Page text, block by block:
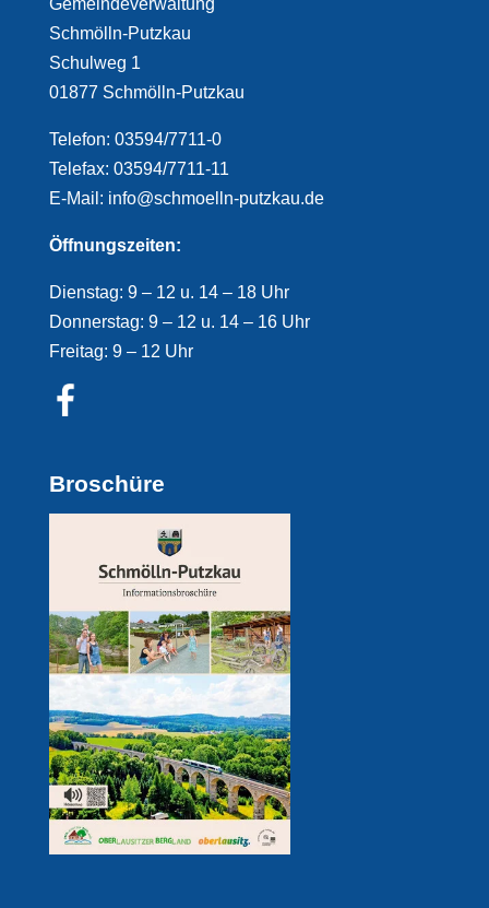
Gemeindeverwaltung
Schmölln-Putzkau
Schulweg 1
01877 Schmölln-Putzkau
Telefon: 03594/7711-0
Telefax: 03594/7711-11
E-Mail: info@schmoelln-putzkau.de
Öffnungszeiten:
Dienstag: 9 – 12 u. 14 – 18 Uhr
Donnerstag: 9 – 12 u. 14 – 16 Uhr
Freitag: 9 – 12 Uhr
Broschüre